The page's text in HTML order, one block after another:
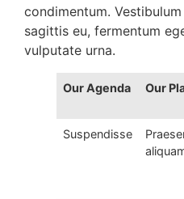
condimentum.
sagittis eu, fermentum
vulputate urna.
Our Agenda Our
Suspendisse